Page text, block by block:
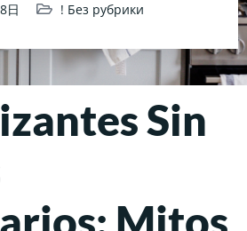
日 ! Без рубрики
Sin